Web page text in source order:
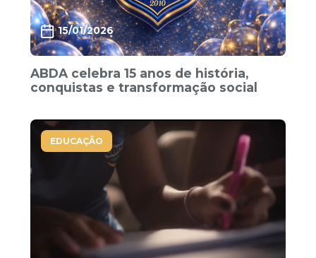
15/01/2026
ABDA celebra 15 anos de história,
conquistas e transformação social
EDUCAÇÃO